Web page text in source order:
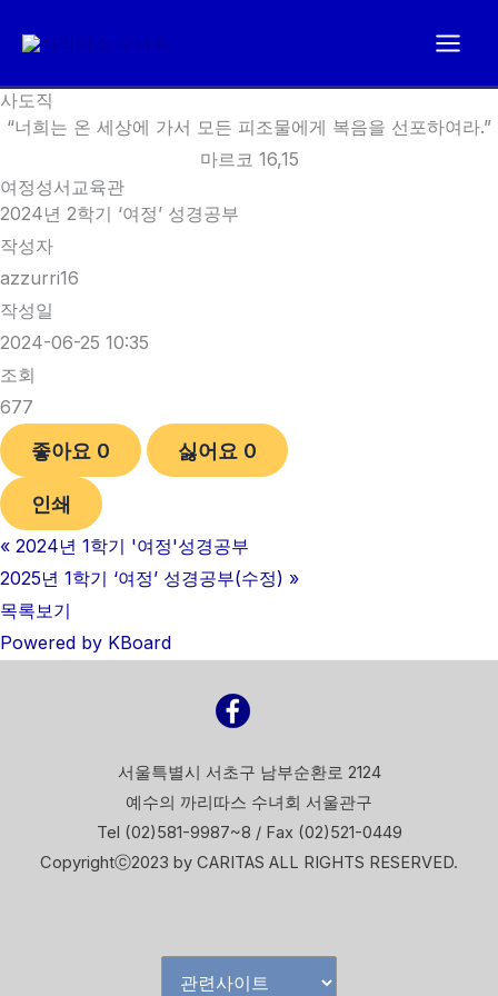
로
너
뛰
기
사도직
“너희는 온 세상에 가서 모든 피조물에게 복음을 선포하여라.”
마르코 16,15
여정성서교육관
2024년 2학기 ‘여정’ 성경공부
작성자
azzurri16
작성일
2024-06-25 10:35
조회
677
좋아요 0 싫어요 0
인쇄
« 2024년 1학기 '여정'성경공부
2025년 1학기 ‘여정’ 성경공부(수정) »
목록보기
Powered by KBoard
서울특별시 서초구 남부순환로 2124
예수의 까리따스 수녀회 서울관구
Tel (02)581-9987~8 / Fax (02)521-0449
Copyrightⓒ2023 by CARITAS ALL RIGHTS RESERVED.